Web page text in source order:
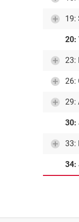
19:
20:
23:
26:
29:
30:
33:
34: